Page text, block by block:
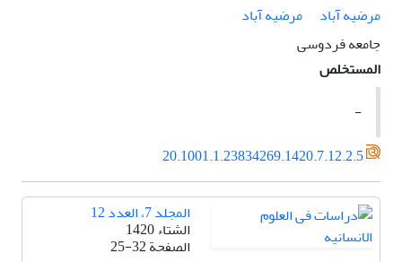
مرضیه آباد
مرضیه آباد
جامعه فردوسی
المستخلص
-
20.1001.1.23834269.1420.7.12.2.5
المجلد 7، العدد 12
الشتاء 1420
الصفحة25-32